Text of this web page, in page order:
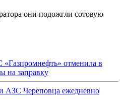
они подожгли сотовую
отменила в
на заправку
АЗС Череповца ежедневно